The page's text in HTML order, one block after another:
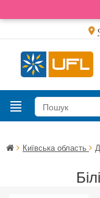
Київська область